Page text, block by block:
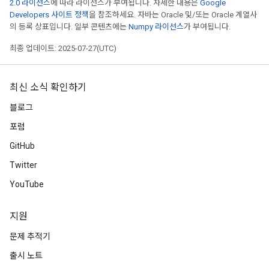
2.0 라이선스에 따라 라이선스가 부여됩니다. 자세한 내용은 Google
Developers 사이트 정책을 참조하세요. 자바는 Oracle 및/또는 Oracle 계열사
의 등록 상표입니다. 일부 콘텐츠에는 Numpy 라이선스가 부여됩니다.
최종 업데이트: 2025-07-27(UTC)
최신 소식 확인하기
블로그
포럼
GitHub
Twitter
YouTube
지원
문제 추적기
출시 노트